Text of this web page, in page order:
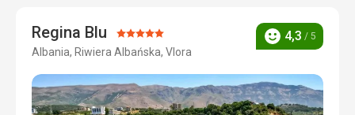
Regina Blu Ocena:
5/5
Albania, Riwiera Albańska, Vlora
Ocena
4,3 / 5